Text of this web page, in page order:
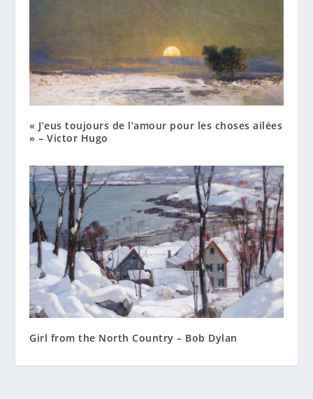
« J’eus toujours de l’amour pour les choses ailées
» – Victor Hugo
Girl from the North Country – Bob Dylan